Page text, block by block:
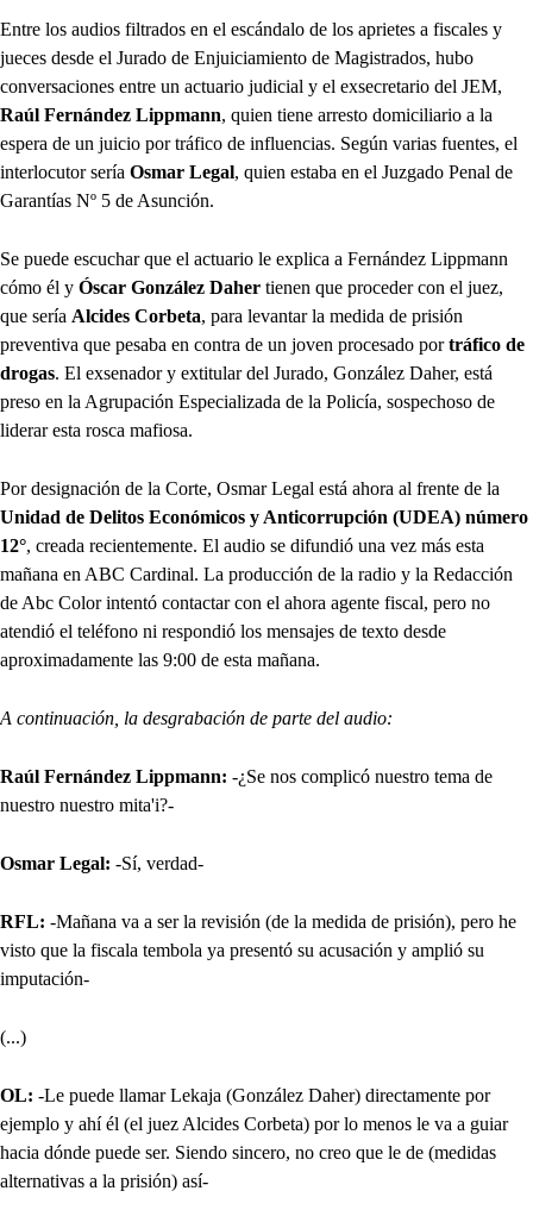
Entre los audios filtrados en el escándalo de los aprietes a fiscales y
jueces desde el Jurado de Enjuiciamiento de Magistrados, hubo
conversaciones entre un actuario judicial y el exsecretario del JEM,
Raúl Fernández Lippmann, quien tiene arresto domiciliario a la
espera de un juicio por tráfico de influencias. Según varias fuentes, el
interlocutor sería Osmar Legal, quien estaba en el Juzgado Penal de
Garantías Nº 5 de Asunción.
Se puede escuchar que el actuario le explica a Fernández Lippmann
cómo él y Óscar González Daher tienen que proceder con el juez,
que sería Alcides Corbeta, para levantar la medida de prisión
preventiva que pesaba en contra de un joven procesado portráfico de
drogas. El exsenador y extitular del Jurado, González Daher, está
preso en la Agrupación Especializada de la Policía, sospechoso de
liderar esta rosca mafiosa.
Por designación de la Corte, Osmar Legal está ahora al frente de la
Unidad de Delitos Económicos y Anticorrupción (UDEA) número
12°, creada recientemente. El audio se difundió una vez más esta
mañana en ABC Cardinal. La producción de la radio y la Redacción
de Abc Color intentó contactar con el ahora agente fiscal, pero no
atendió el teléfono ni respondió los mensajes de texto desde
aproximadamente las 9:00 de esta mañana.
A continuación, la desgrabación de parte del audio:
Raúl Fernández Lippmann: -¿Se nos complicó nuestro tema de
nuestro nuestro mita'i?-
Osmar Legal: -Sí, verdad-
RFL: -Mañana va a ser la revisión (de la medida de prisión), pero he
visto que la fiscala tembola ya presentó su acusación y amplió su
imputación-
(...)
OL: -Le puede llamar Lekaja (González Daher) directamente por
ejemplo y ahí él (el juez Alcides Corbeta) por lo menos le va a guiar
hacia dónde puede ser. Siendo sincero, no creo que le de (medidas
alternativas a la prisión) así-